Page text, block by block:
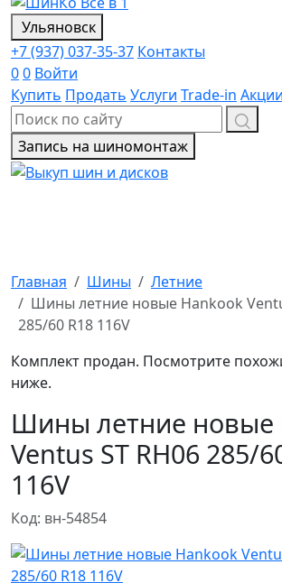
Ульяновск
+7 (937) 037-35-37 Контакты
00 Войти
Купить Продать Услуги Trade-in Акции
Запись на шиномонтаж
Главная Шины
Летние
Шины летние новые Hankook
285/60 R18 116V
Комплект продан. Посмотрите
ниже.
Шины летние новые
Ventus ST RH06 285/
116V
Код: вн-54854